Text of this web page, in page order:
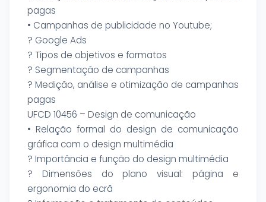
pagas
• Campanhas de publicidade no Youtube;
? Google Ads
? Tipos de objetivos e formatos
? Segmentação de campanhas
? Medição, análise e otimização de campanhas
pagas
UFCD 10456 – Design de comunicação
• Relação formal do design de comunicação
gráfica com o design multimédia
? Importância e função do design multimédia
? Dimensões do plano visual: página e
ergonomia do ecrã